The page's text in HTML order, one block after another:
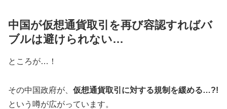
中国が仮想通貨取引を再び容認すればバ
ブルは避けられない…
ところが…！
その中国政府が、 仮想通貨取引に対する規制を緩める…?!
という噂が広がっています。